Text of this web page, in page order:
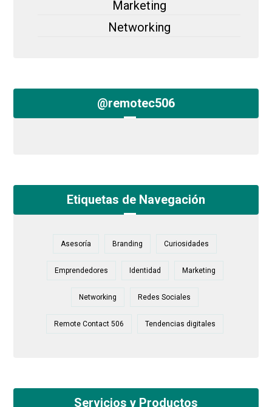
Marketing
Networking
@remotec506
Etiquetas de Navegación
Asesoría Branding Curiosidades
Emprendedores Identidad Marketing
Networking Redes Sociales
Remote Contact 506 Tendencias digitales
Servicios y Productos